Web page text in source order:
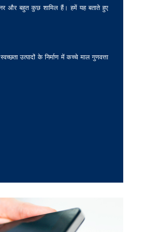
और बहुत कुछ शामिल हैं। हमें यह बताते हुए
उत्पादों के निर्माण में कच्चे माल गुणवत्ता